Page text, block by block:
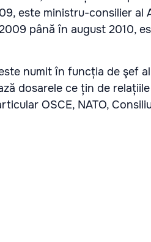
este ministru-consilier al
până în august 2010,
numit în funcția de şef
dosarele ce țin de
OSCE, NATO,